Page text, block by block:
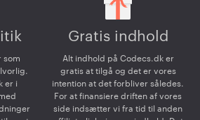
som
er i
Gratis indhold
Alt indhold på Codecs.dk er
gratis at tilgå og det er vores
intention at det forbliver således.
For at finansiere driften af vores
side indsætter vi fra tid til anden